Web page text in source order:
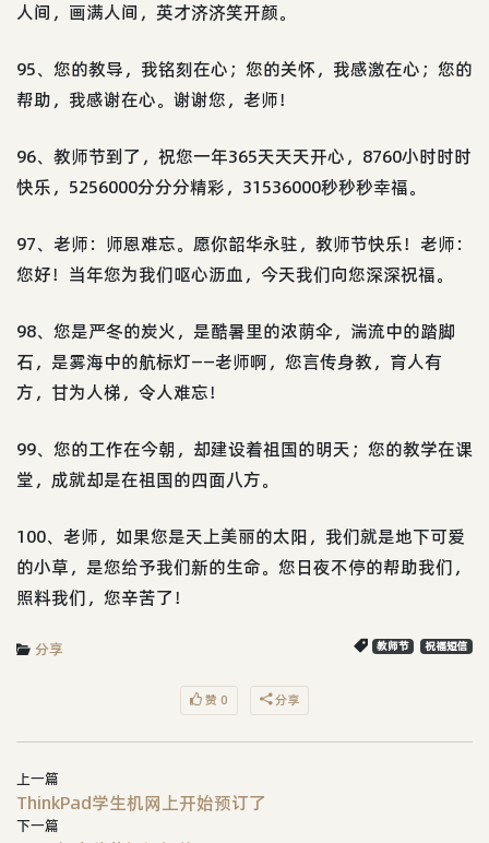
人间，画满人间，英才济济笑开颜。
95、您的教导，我铭刻在心；您的关怀，我感激在心；您的
帮助，我感谢在心。谢谢您，老师！
96、教师节到了，祝您一年365天天天开心，8760小时时时
快乐，5256000分分分精彩，31536000秒秒秒幸福。
97、老师：师恩难忘。愿你韶华永驻，教师节快乐！老师：
您好！当年您为我们呕心沥血，今天我们向您深深祝福。
98、您是严冬的炭火，是酷暑里的浓荫伞，湍流中的踏脚
石，是雾海中的航标灯——老师啊，您言传身教，育人有
方，甘为人梯，令人难忘！
99、您的工作在今朝，却建设着祖国的明天；您的教学在课
堂，成就却是在祖国的四面八方。
100、老师，如果您是天上美丽的太阳，我们就是地下可爱
的小草，是您给予我们新的生命。您日夜不停的帮助我们，
照料我们，您辛苦了！
分享 教师节 祝福短信
赞 0 分享
上一篇
ThinkPad学生机网上开始预订了
下一篇